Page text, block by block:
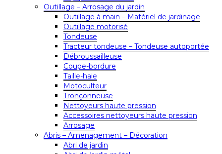
Outillage – Arrosage du jardin
Outillage à main – Matériel de jardinage
Outillage motorisé
Tondeuse
Tracteur tondeuse – Tondeuse autoportée
Débroussailleuse
Coupe-bordure
Taille-haie
Motoculteur
Tronçonneuse
Nettoyeurs haute pression
Accessoires nettoyeurs haute pression
Arrosage
Abris – Amenagement – Décoration
Abri de jardin